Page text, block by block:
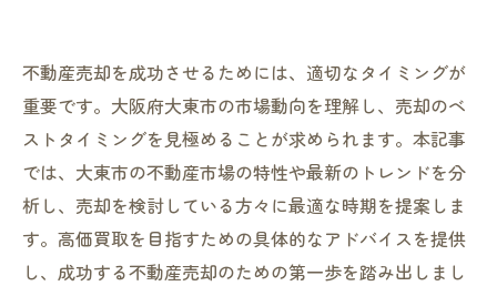
不動産売却を成功させるためには、適切なタイミングが
重要です。大阪府大東市の市場動向を理解し、売却のベ
ストタイミングを見極めることが求められます。本記事
では、大東市の不動産市場の特性や最新のトレンドを分
析し、売却を検討している方々に最適な時期を提案しま
す。高価買取を目指すための具体的なアドバイスを提供
し、成功する不動産売却のための第一歩を踏み出しまし